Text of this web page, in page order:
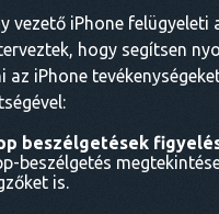
vezető iPhone felügyeleti
hogy segítsen
az iPhone
beszélgetések
beszélgetés
is.